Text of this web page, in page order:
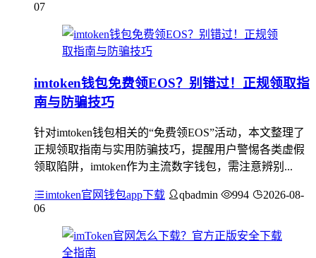
07
imtoken钱包免费领EOS？别错过！正规领取指
南与防骗技巧
针对imtoken钱包相关的“免费领EOS”活动，本文整理了
正规领取指南与实用防骗技巧，提醒用户警惕各类虚假
领取陷阱，imtoken作为主流数字钱包，需注意辨别...
imtoken官网钱包app下载 qbadmin 994
2026-08-
06